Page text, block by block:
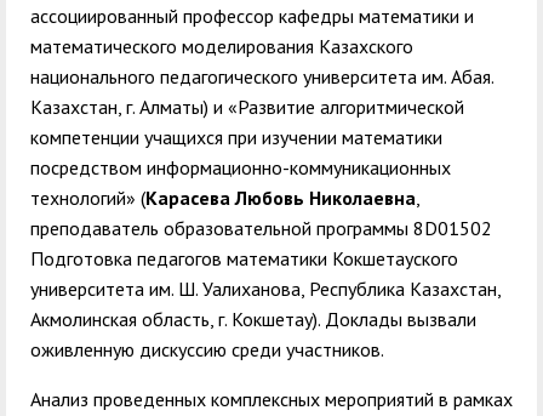
ассоциированный профессор кафедры математики и
математического моделирования Казахского
национального педагогического университета им. Абая.
Казахстан, г. Алматы) и «Развитие алгоритмической
компетенции учащихся при изучении математики
посредством информационно-коммуникационных
технологий» (Карасева Любовь Николаевна,
преподаватель образовательной программы 8D01502
Подготовка педагогов математики Кокшетауского
университета им. Ш. Уалиханова, Республика Казахстан,
Акмолинская область, г. Кокшетау). Доклады вызвали
оживленную дискуссию среди участников.
Анализ проведенных комплексных мероприятий в рамках